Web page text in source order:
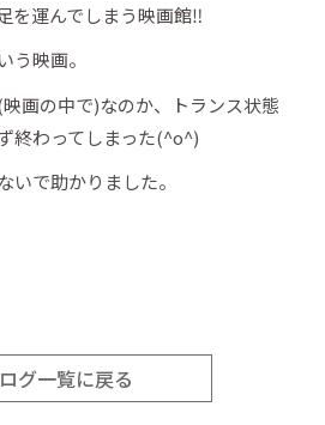
を運んでしまう映画館‼
う映画。
画の中で)なのか、トランス状態
終わってしまった(^o^)
いで助かりました。
グ一覧に戻る